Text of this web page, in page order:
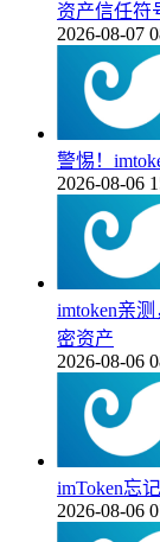
资产信任符
2026-08-07
警惕！
2026-08-06
imtoken亲
密资产
2026-08-06
imToken忘
2026-08-06